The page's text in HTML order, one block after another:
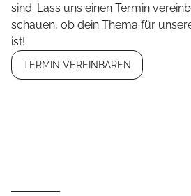
sind. Lass uns einen Termin
schauen, ob dein Thema für
ist!
TERMIN VEREINBAREN